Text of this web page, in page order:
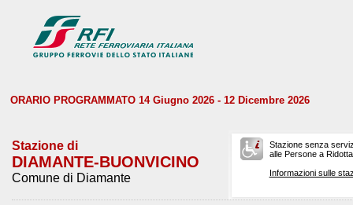
ORARIO PROGRAMMATO 14 Giugno 2026 - 12 Dicembre 2026
Stazione di
DIAMANTE-BUONVICINO
Comune di Diamante
Stazione senza
alle Persone a
Informazioni sulle